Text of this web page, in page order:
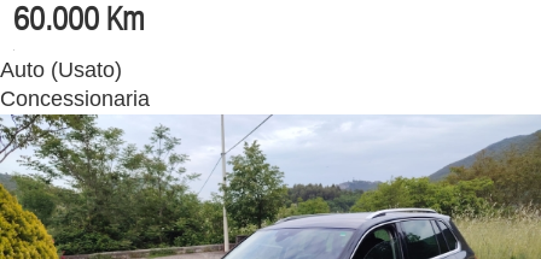
60.000 Km
Auto (Usato)
Concessionaria